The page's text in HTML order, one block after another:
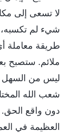
لا تسعى إلى
شيء لم
طريقة معاملة
ملائم. ستصبح
ليس من السهل
شعب الله
دون واقع
العظيمة في